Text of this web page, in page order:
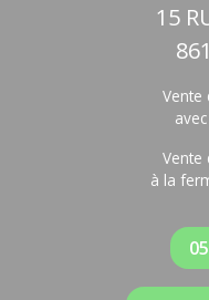
15
Vente
Vente
à la